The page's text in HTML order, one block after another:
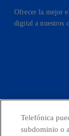
Ofrecer la mejor
digital a nuestros
Telefónica
subdominio o